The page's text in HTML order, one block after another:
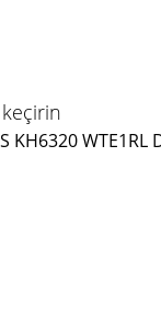
KH6320 WTE1RL